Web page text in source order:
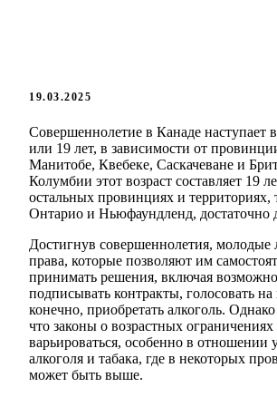
19.03.2025
Совершеннолетие в Канаде наступает в
или 19 лет, в зависимости от
Манитобе, Квебеке, Саскачеване и
Колумбии этот возраст составляет 19
остальных провинциях и территориях,
Онтарио и Ньюфаундленд, достаточно
Достигнув совершеннолетия,
права, которые позволяют им
принимать решения, включая
подписывать контракты, голосовать
конечно, приобретать алкоголь.
что законы о возрастных ограничениях
варьироваться, особенно в отношении
алкоголя и табака, где в некоторых
может быть выше.